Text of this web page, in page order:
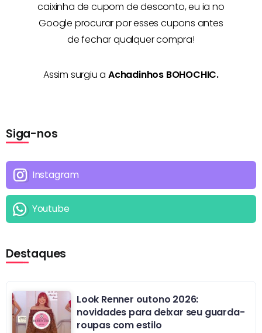
caixinha de cupom de desconto, eu ia no
Google procurar por esses cupons antes
de fechar qualquer compra!
Assim surgiu a Achadinhos BOHOCHIC.
Siga-nos
Instagram
Youtube
Destaques
Look Renner outono 2026:
novidades para deixar seu guarda-
roupas com estilo